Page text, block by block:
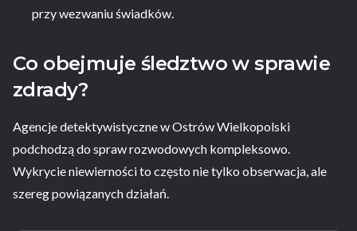
przy wezwaniu świadków.
Co obejmuje śledztwo w sprawie
zdrady?
Agencje detektywistyczne w Ostrów Wielkopolski
podchodzą do spraw rozwodowych kompleksowo.
Wykrycie niewierności to często nie tylko obserwacja, ale
szereg powiązanych działań.